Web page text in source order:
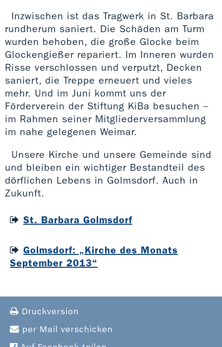
Inzwischen ist das Tragwerk in St. Barbara
rundherum saniert. Die Schäden am Turm
wurden behoben, die große Glocke beim
Glockengießer repariert. Im Inneren wurden
Risse verschlossen und verputzt, Decken
saniert, die Treppe erneuert und vieles
mehr. Und im Juni kommt uns der
Förderverein der Stiftung KiBa besuchen –
im Rahmen seiner Mitgliederversammlung
im nahe gelegenen Weimar.
Unsere Kirche und unsere Gemeinde sind
und bleiben ein wichtiger Bestandteil des
dörflichen Lebens in Golmsdorf. Auch in
Zukunft.
St. Barbara Golmsdorf
Golmsdorf: „Kirche des Monats
September 2013“
Druckversion
per Mail verschicken